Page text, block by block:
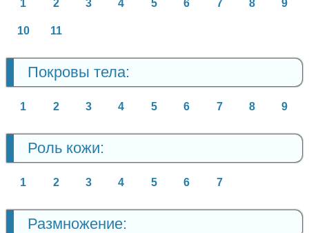
1 2 3 4 5 6 7 8 9
10 11
Покровы тела:
1 2 3 4 5 6 7 8 9
Роль кожи:
1 2 3 4 5 6 7
Размножение: